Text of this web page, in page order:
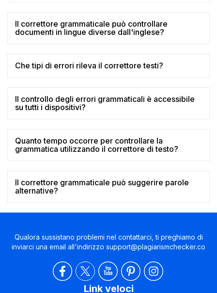
Il correttore grammaticale può controllare
documenti in lingue diverse dall'inglese?
Che tipi di errori rileva il correttore testi?
Il controllo degli errori grammaticali è accessibile
su tutti i dispositivi?
Quanto tempo occorre per controllare la
grammatica utilizzando il correttore di testo?
Il correttore grammaticale può suggerire parole
alternative?
Qualora sussistano problemi nel contattarci, ti preghiamo di
inviarci una email all'indirizzo support@plagiarismchecker.co
Link veloci